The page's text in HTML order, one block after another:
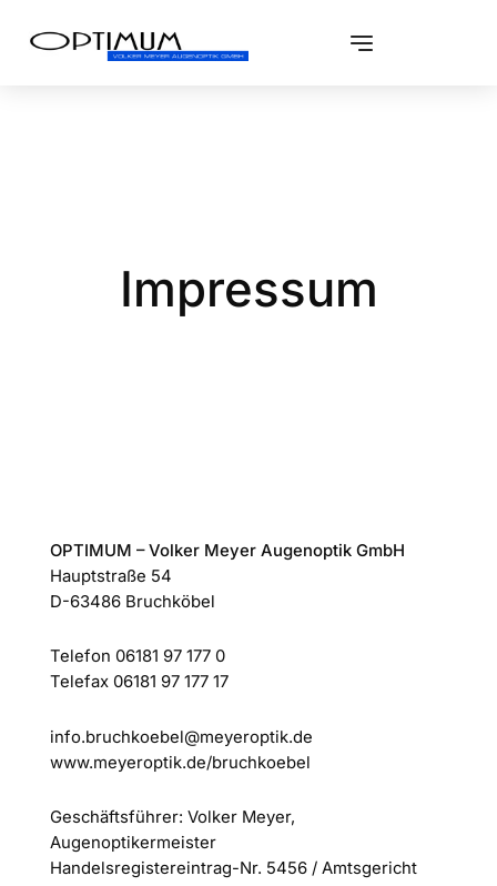
Impressum
OPTIMUM – Volker Meyer Augenoptik GmbH
Hauptstraße 54
D-63486 Bruchköbel
Telefon 06181 97 177 0
Telefax 06181 97 177 17
info.bruchkoebel@meyeroptik.de
www.meyeroptik.de/bruchkoebel
Geschäftsführer: Volker Meyer,
Augenoptikermeister
Handelsregistereintrag-Nr. 5456 / Amtsgericht